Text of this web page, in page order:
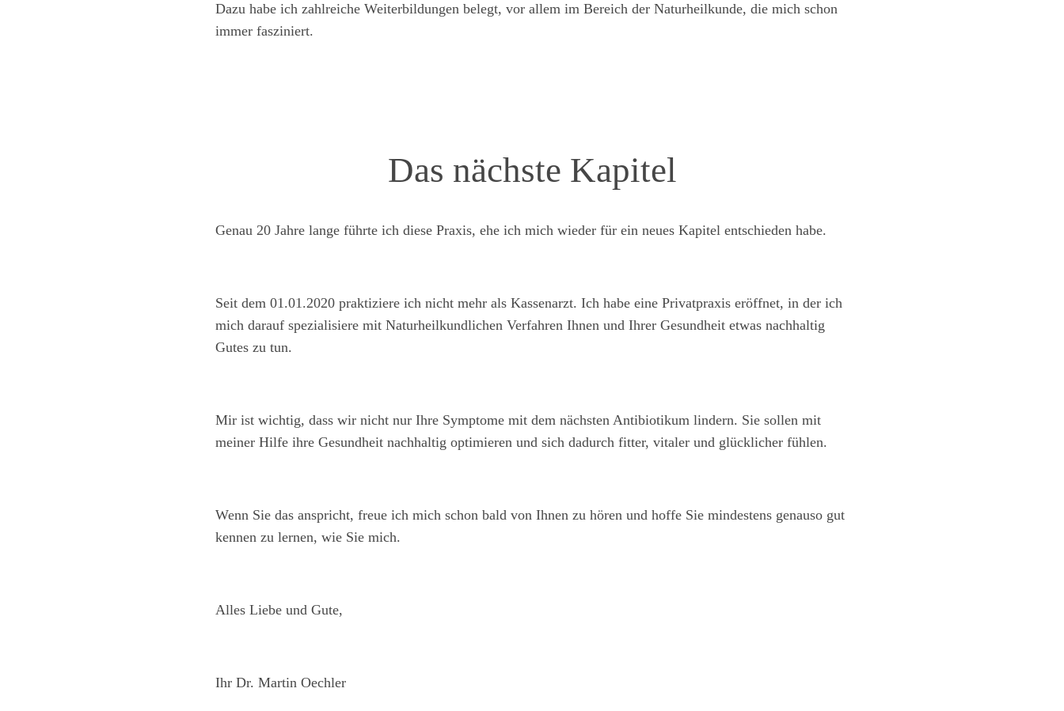
Dazu habe ich zahlreiche Weiterbildungen belegt, vor allem im Bereich der Naturheilkunde, die mich schon
immer fasziniert.
Das nächste Kapitel
Genau 20 Jahre lange führte ich diese Praxis, ehe ich mich wieder für ein neues Kapitel entschieden habe.
Seit dem 01.01.2020 praktiziere ich nicht mehr als Kassenarzt. Ich habe eine Privatpraxis eröffnet, in der ich
mich darauf spezialisiere mit Naturheilkundlichen Verfahren Ihnen und Ihrer Gesundheit etwas nachhaltig
Gutes zu tun.
Mir ist wichtig, dass wir nicht nur Ihre Symptome mit dem nächsten Antibiotikum lindern. Sie sollen mit
meiner Hilfe ihre Gesundheit nachhaltig optimieren und sich dadurch fitter, vitaler und glücklicher fühlen.
Wenn Sie das anspricht, freue ich mich schon bald von Ihnen zu hören und hoffe Sie mindestens genauso gut
kennen zu lernen, wie Sie mich.
Alles Liebe und Gute,
Ihr Dr. Martin Oechler